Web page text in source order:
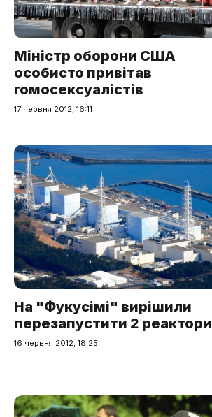
Міністр оборони США
особисто привітав
гомосексуалістів
17 червня 2012, 16:11
На "Фукусімі" вирішили
перезапустити 2 реактори
16 червня 2012, 18:25